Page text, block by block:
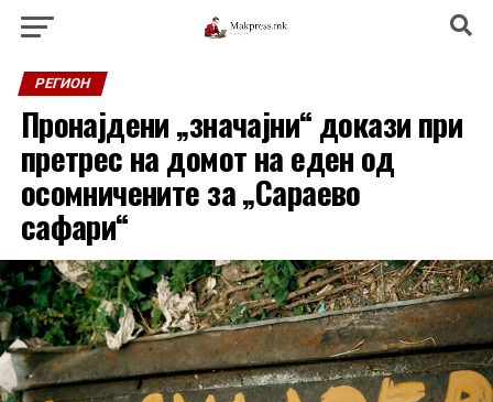
РЕГИОН
Пронајдени „значајни“ докази при
претрес на домот на еден од
осомничените за „Сараево
сафари“